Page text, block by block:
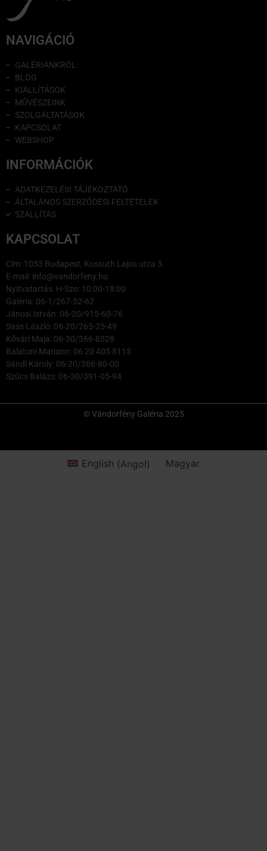
NAVIGÁCIÓ
GALÉRIÁNKRÓL
BLOG
KIÁLLÍTÁSOK
MŰVÉSZEINK
SZOLGÁLTATÁSOK
KAPCSOLAT
WEBSHOP
INFORMÁCIÓK
ADATKEZELÉSI TÁJÉKOZTATÓ
ÁLTALÁNOS SZERZŐDÉSI FELTÉTELEK
SZÁLLÍTÁS
KAPCSOLAT
Cím: 1053 Budapest, Kossuth Lajos utca 3.
E-mail: info@vandorfeny.hu
Nyitvatartás: H-Szo: 10:00-18:00
Galéria: 06-1/267-52-62
Jánosi István: 06-20/915-60-76
Sass László: 06-20/265-25-49
Kővári Maja: 06-30/366-8528
Balatoni Mariann: 06 20 405 8113
Sándi Károly: 06-20/366-80-00
Szűcs Balázs: 06-30/391-05-94
© Vándorfény Galéria 2025
English (Angol) Magyar